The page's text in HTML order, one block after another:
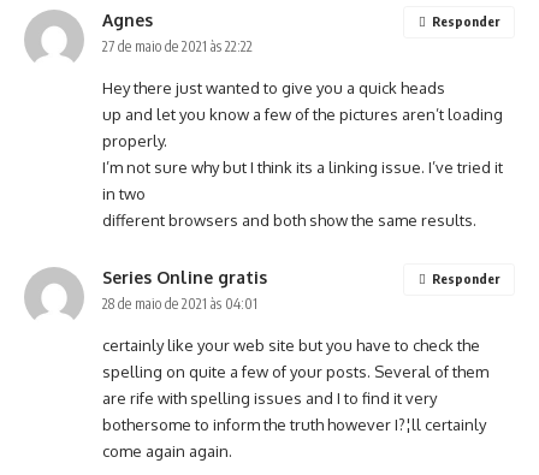
Agnes
27 de maio de 2021 às 22:22
Hey there just wanted to give you a quick heads
up and let you know a few of the pictures aren’t loading
properly.
I’m not sure why but I think its a linking issue. I’ve tried it
in two
different browsers and both show the same results.
Responder
Series Online gratis
28 de maio de 2021 às 04:01
certainly like your web site but you have to check the
spelling on quite a few of your posts. Several of them
are rife with spelling issues and I to find it very
bothersome to inform the truth however I?¦ll certainly
come again again.
Responder